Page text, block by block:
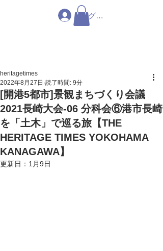
ログイン
[開港5都市]景観まちづくり会議
2021長崎大会-06 分科会⑥港市長崎
を「土木」で巡る旅【THE
HERITAGE TIMES YOKOHAMA
KANAGAWA】
heritagetimes
2022年8月27日 読了時間: 9分
更新日： 1月9日